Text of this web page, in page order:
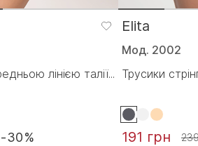
лінією талії...
-30%
Elita
Мод. 2002
Трусики
191 грн